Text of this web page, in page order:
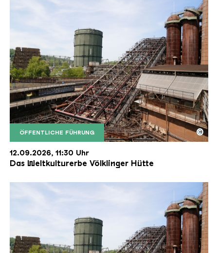
ÖFFENTLICHE FÜHRUNG
Der Erzschrägaufzug der Völklinger Hütte mit
Copyright: Weltkulturerbe Völklinger Hütte | Karl
©
12.09.2026, 11:30 Uhr
Das Weltkulturerbe Völklinger Hütte